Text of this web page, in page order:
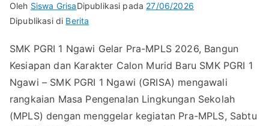
Oleh Siswa GrisaDipublikasi pada 27/06/2026
Dipublikasi di Berita
SMK PGRI 1 Ngawi Gelar Pra-MPLS 2026, Bangun
Kesiapan dan Karakter Calon Murid Baru SMK PGRI 1
Ngawi – SMK PGRI 1 Ngawi (GRISA) mengawali
rangkaian Masa Pengenalan Lingkungan Sekolah
(MPLS) dengan menggelar kegiatan Pra-MPLS, Sabtu